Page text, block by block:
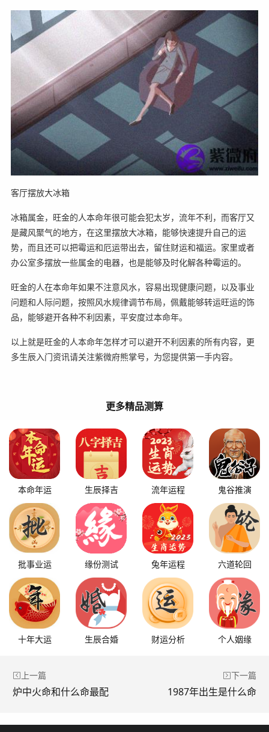
客厅摆放大冰箱
冰箱属金，旺金的人本命年很可能会犯太岁，流年不利，而客厅又
是藏风聚气的地方，在这里摆放大冰箱，能够快速提升自己的运
势，而且还可以把霉运和厄运带出去，留住财运和福运。家里或者
办公室多摆放一些属金的电器，也是能够及时化解各种霉运的。
旺金的人在本命年如果不注意风水，容易出现健康问题，以及事业
问题和人际问题，按照风水规律调节布局，佩戴能够转运旺运的饰
品，能够避开各种不利因素，平安度过本命年。
以上就是旺金的人本命年怎样才可以避开不利因素的所有内容，更
多生辰入门资讯请关注紫微府熊掌号，为您提供第一手内容。
更多精品测算
本命年运 生辰择吉 流年运程 鬼谷推演
批事业运 缘份测试 兔年运程 六道轮回
十年大运 生辰合婚 财运分析 个人姻缘
上一篇
炉中火命和什么命最配
下一篇
1987年出生是什么命